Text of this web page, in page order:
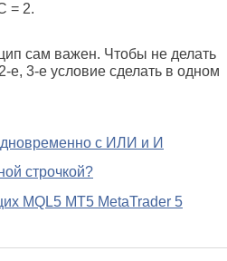
= 2.
сам важен. Чтобы не делать
е, 3-е условие сделать в одном
с ИЛИ и И
строчкой?
MQL5 MT5 MetaTrader 5